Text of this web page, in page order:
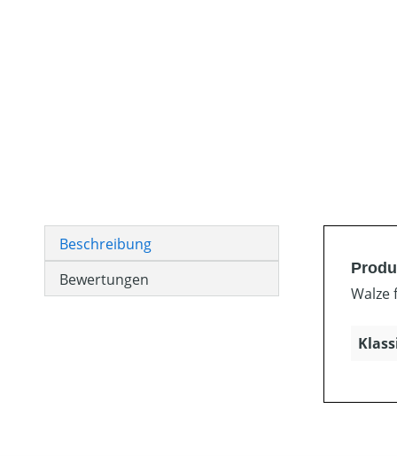
Beschreibung
Bewertungen
Walze